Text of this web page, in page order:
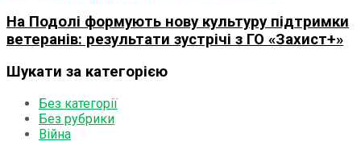
На Подолі формують нову культуру підтримки
ветеранів: результати зустрічі з ГО «Захист+»
Шукати за категорією
Без категорії
Без рубрики
Війна